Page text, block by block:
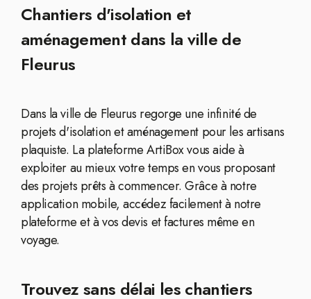
Chantiers d'isolation et
aménagement dans la ville de
Fleurus
Dans la ville de Fleurus regorge une infinité de
projets d'isolation et aménagement pour les artisans
plaquiste. La plateforme ArtiBox vous aide à
exploiter au mieux votre temps en vous proposant
des projets prêts à commencer. Grâce à notre
application mobile, accédez facilement à notre
plateforme et à vos devis et factures même en
voyage.
Trouvez sans délai les chantiers